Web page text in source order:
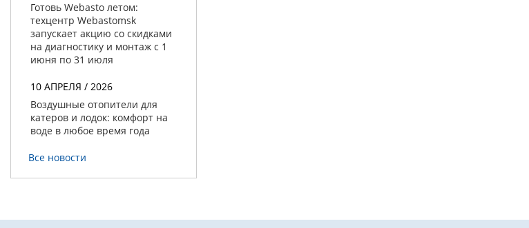
Готовь Webasto летом:
техцентр Webastomsk
запускает акцию со скидками
на диагностику и монтаж с 1
июня по 31 июля
10 АПРЕЛЯ / 2026
Воздушные отопители для
катеров и лодок: комфорт на
воде в любое время года
Все новости